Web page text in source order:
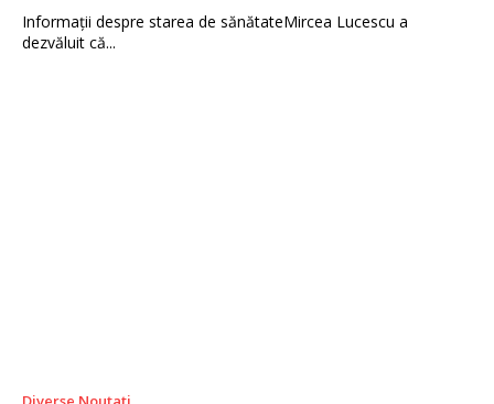
Informații despre starea de sănătateMircea Lucescu a
dezvăluit că...